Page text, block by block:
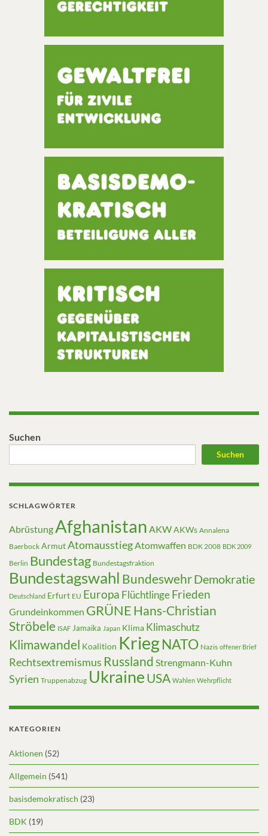
Suchen
Suchen
SCHLAGWÖRTER
Abrüstung Afghanistan AKWAKWs Annalena
Baerbock ArmutAtomausstiegAtomwaffen BDK 2008 BDK 2009
Berlin Bundestag Bundestagsfraktion
Bundestagswahl BundeswehrDemokratie
Deutschland Erfurt EU Europa FlüchtlingeFrieden
Grundeinkommen GRÜNE Hans-Christian
Ströbele ISAF Jamaika Japan Klima Klimaschutz
Klimawandel Koalition KriegNATO Nazis offener Brief
Rechtsextremismus Russland Strengmann-Kuhn
Syrien Truppenabzug UkraineUSA Wahlen Wehrpflicht
KATEGORIEN
Aktionen (52)
Allgemein (541)
basisdemokratisch (23)
BDK (19)